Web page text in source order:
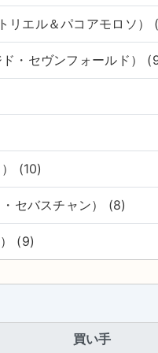
リエル＆パコアモロソ）
・セヴンフォールド）
(10)
セバスチャン） (8)
(9)
買い手